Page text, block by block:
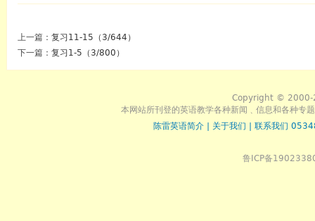
上一篇： 复习11-15（3/644）
下一篇： 复习1-5（3/800）
Copyright © 2000-
本网站所刊登的英语教学各种新闻﹑信息和各种专
陈雷英语简介
关于我们 联系我们
鲁ICP备